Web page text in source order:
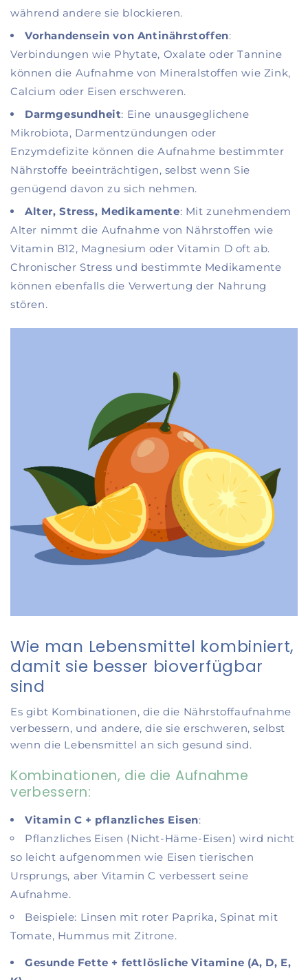
während andere sie blockieren.
Vorhandensein von Antinährstoffen:
Verbindungen wie Phytate, Oxalate oder Tannine
können die Aufnahme von Mineralstoffen wie Zink,
Calcium oder Eisen erschweren.
Darmgesundheit: Eine unausgeglichene
Mikrobiota, Darmentzündungen oder
Enzymdefizite können die Aufnahme bestimmter
Nährstoffe beeinträchtigen, selbst wenn Sie
genügend davon zu sich nehmen.
Alter, Stress, Medikamente: Mit zunehmendem
Alter nimmt die Aufnahme von Nährstoffen wie
Vitamin B12, Magnesium oder Vitamin D oft ab.
Chronischer Stress und bestimmte Medikamente
können ebenfalls die Verwertung der Nahrung
stören.
Wie man Lebensmittel kombiniert,
damit sie besser bioverfügbar
sind
Es gibt Kombinationen, die die Nährstoffaufnahme
verbessern, und andere, die sie erschweren, selbst
wenn die Lebensmittel an sich gesund sind.
Kombinationen, die die Aufnahme
verbessern:
Vitamin C + pflanzliches Eisen:
Pflanzliches Eisen (Nicht‑Häme‑Eisen) wird nicht
so leicht aufgenommen wie Eisen tierischen
Ursprungs, aber Vitamin C verbessert seine
Aufnahme.
Beispiele: Linsen mit roter Paprika, Spinat mit
Tomate, Hummus mit Zitrone.
Gesunde Fette + fettlösliche Vitamine (A, D, E,